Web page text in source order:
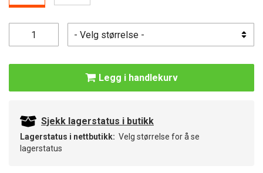
Legg i handlekurv
Sjekk lagerstatus i butikk
Lagerstatus i nettbutikk: Velg størrelse for å se
lagerstatus